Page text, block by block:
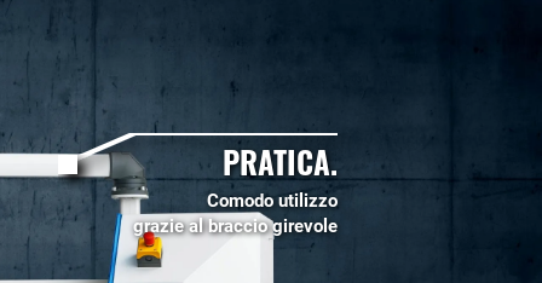
PRATICA.
Comodo utilizzo
grazie al braccio girevole